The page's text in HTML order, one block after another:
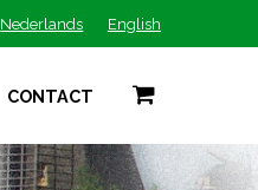
Nederlands English
CONTACT